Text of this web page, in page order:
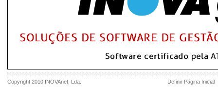
Copyright 2010 INOVAnet , Lda. Definir Página Inicial